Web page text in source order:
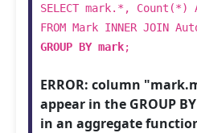
SELECT mark.*, Count(*)
FROM Mark INNER JOIN
GROUP BY mark;
ERROR: column
appear in the GROUP
in an aggregate